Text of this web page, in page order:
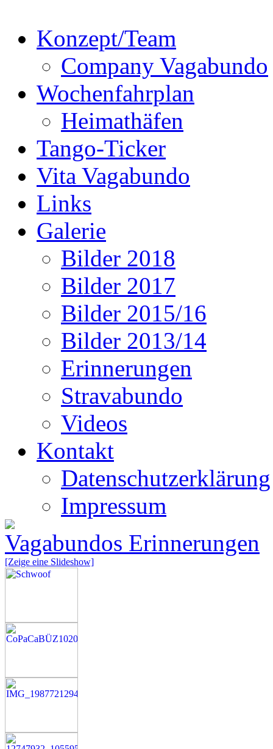
Konzept/Team
Company Vagabundo
Wochenfahrplan
Heimathäfen
Tango-Ticker
Vita Vagabundo
Links
Galerie
Bilder 2018
Bilder 2017
Bilder 2015/16
Bilder 2013/14
Erinnerungen
Stravabundo
Videos
Kontakt
Datenschutzerklärung
Impressum
Vagabundos Erinnerungen
[Zeige eine Slideshow]